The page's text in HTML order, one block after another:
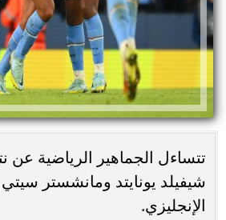
تتساءل الجماهير الرياضية عن
شيفيلد يونايتد ومانشستر
الإنجليزي.